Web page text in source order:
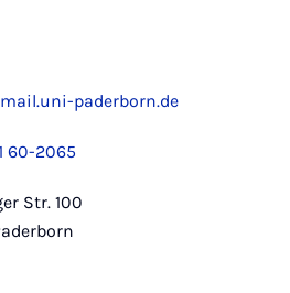
paderborn.de
60-2065
Str. 100